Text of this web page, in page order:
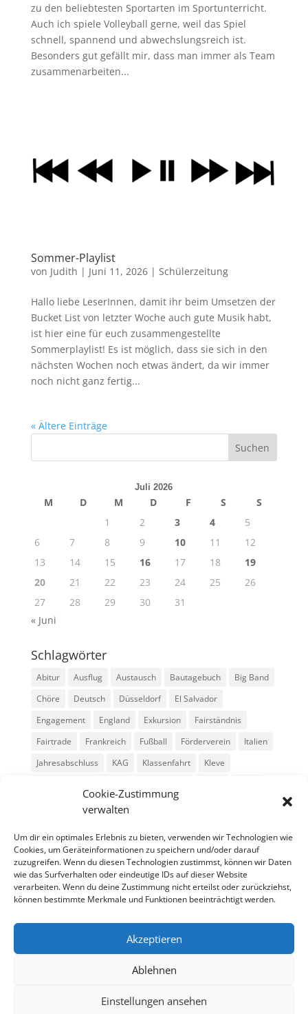
Cookie-Zustimmung
verwalten
Um dir ein optimales Erlebnis zu bieten, verwenden wir Technologien wie
Cookies, um Geräteinformationen zu speichern und/oder darauf
zuzugreifen. Wenn du diesen Technologien zustimmst, können wir Daten
wie das Surfverhalten oder eindeutige IDs auf dieser Website
verarbeiten. Wenn du deine Zustimmung nicht erteilst oder zurückziehst,
können bestimmte Merkmale und Funktionen beeinträchtigt werden.
Akzeptieren
Ablehnen
Einstellungen ansehen
zu den beliebtesten Sportarten im Sportunterricht.
Auch ich spiele Volleyball gerne, weil das Spiel
schnell, spannend und abwechslungsreich ist.
Besonders gut gefällt mir, dass man immer als Team
zusammenarbeiten...
Sommer-Playlist
von Judith | Juni 11, 2026| Schülerzeitung
Hallo liebe LeserInnen, damit ihr beim Umsetzen der
Bucket List von letzter Woche auch gute Musik habt,
ist hier eine für euch zusammengestellte
Sommerplaylist! Es ist möglich, dass sie sich in den
nächsten Wochen noch etwas ändert, da wir immer
noch nicht ganz fertig...
« Ältere Einträge
Juli 2026
M D M D F S
S
1
2 3 4
5
6
7 8 9 10 11
12
13
14 15 16 17 18
19
20
21 22 23 24 25
26
27
28 29 30
31
« Juni
Schlagwörter
Abitur Ausflug Austausch Bautagebuch
Big Band
Chöre
Deutsch Düsseldorf
El Salvador
Engagement
England Exkursion
Fairständnis
Fairtrade
Frankreich Fußball Förderverein
Italien
Jahresabschluss
KAG Klassenfahrt
Kleve
Musik
Sport
Stadtradeln SV
Tag der offenen Tür
Theater
USA Weihnachten WPU Xanten